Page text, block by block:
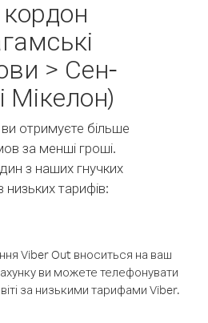
> Сен-
Мікелон)
отримуєте більше
за менші гроші.
з наших гнучких
низьких тарифів:
Viber Out вноситься на ваш
ви можете телефонувати
за низькими тарифами Viber.